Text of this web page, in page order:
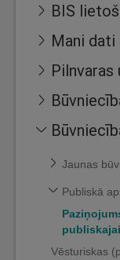
BIS
Mani dati
Pilnvaras
Jaunas
Publiskā
Vēsturiskas